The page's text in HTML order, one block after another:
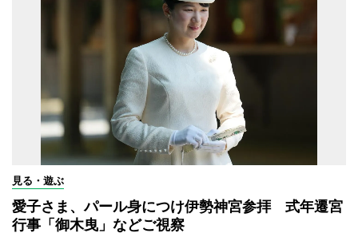
見る・遊ぶ
愛子さま、パール身につけ伊勢神宮参拝 式年遷宮
行事「御木曳」などご視察